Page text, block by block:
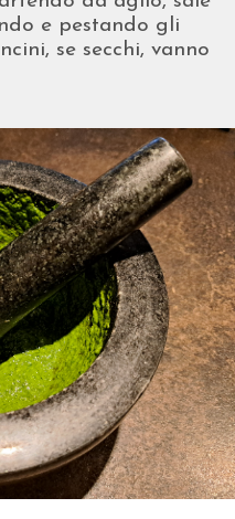
e pestando gli
se secchi, vanno